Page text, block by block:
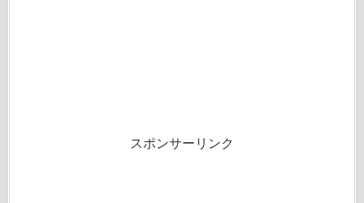
スポンサーリンク